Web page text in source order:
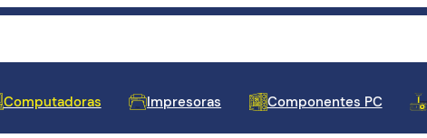
Computadoras Impresoras Componentes PC